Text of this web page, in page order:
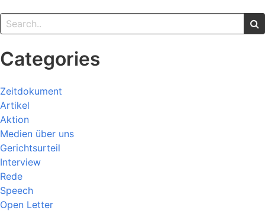
Categories
Zeitdokument
Artikel
Aktion
Medien über uns
Gerichtsurteil
Interview
Rede
Speech
Open Letter